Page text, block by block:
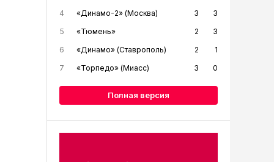
4
«Динамо-2» (Москва) 3
3
5
«Тюмень» 2
3
6
«Динамо» (Ставрополь) 2
1
7
«Торпедо» (Миасс) 3 0
Полная версия